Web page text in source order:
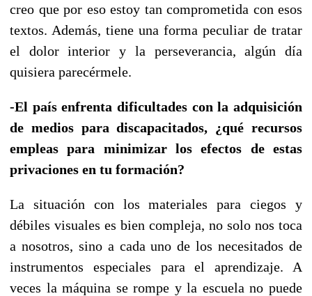
creo que por eso estoy tan comprometida con esos
textos. Además, tiene una forma peculiar de tratar
el dolor interior y la perseverancia, algún día
quisiera parecérmele.
-El país enfrenta dificultades con la adquisición
de medios para discapacitados, ¿qué recursos
empleas para minimizar los efectos de estas
privaciones en tu formación?
La situación con los materiales para ciegos y
débiles visuales es bien compleja, no solo nos toca
a nosotros, sino a cada uno de los necesitados de
instrumentos especiales para el aprendizaje. A
veces la máquina se rompe y la escuela no puede